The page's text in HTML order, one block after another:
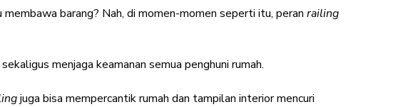
Stylish dan Ramah
barang? Nah, di momen-momen seperti itu, peran railing
menjaga keamanan semua penghuni rumah.
juga bisa mempercantik rumah dan tampilan interior mencuri